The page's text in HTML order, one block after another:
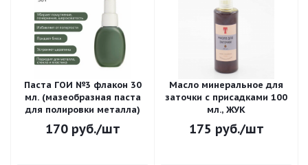
Паста ГОИ №3 флакон 30
мл. (мазеобразная паста
для полировки металла)
170руб./шт
Масло минеральное для
заточки с присадками 100
мл., ЖУК
175 руб./шт